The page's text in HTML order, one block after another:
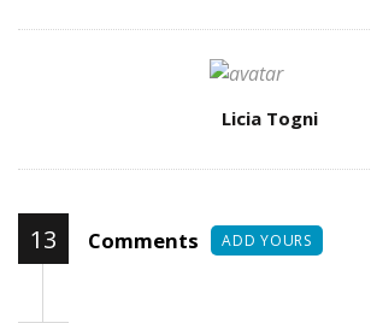
Licia Togni
13 Comments ADD YOURS